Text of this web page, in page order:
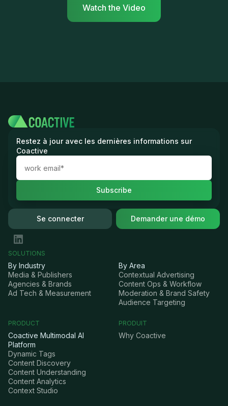
Watch the Video
Restez à jour avec les dernières informations sur
Coactive
Se connecter Demander une démo
SOLUTIONS
By Industry
Media & Publishers
Agencies & Brands
Ad Tech & Measurement
By Area
Contextual Advertising
Content Ops & Workflow
Moderation & Brand Safety
Audience Targeting
PRODUCT
Coactive Multimodal AI
Platform
Dynamic Tags
Content Discovery
Content Understanding
Content Analytics
Context Studio
PRODUIT
Why Coactive